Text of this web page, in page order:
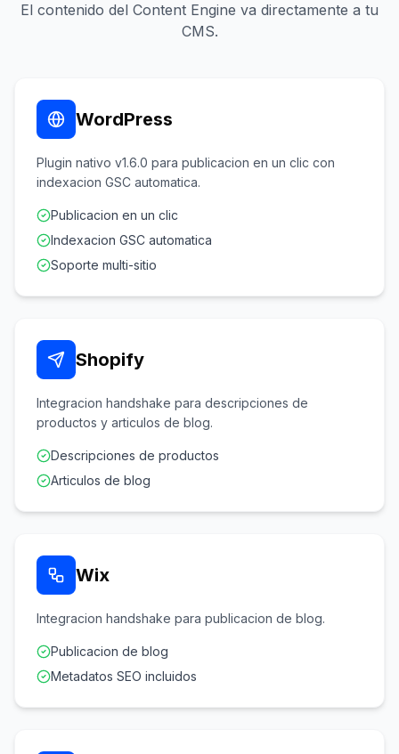
El contenido del Content Engine va directamente a tu
CMS.
WordPress
Plugin nativo v1.6.0 para publicacion en un clic con
indexacion GSC automatica.
Publicacion en un clic
Indexacion GSC automatica
Soporte multi-sitio
Shopify
Integracion handshake para descripciones de
productos y articulos de blog.
Descripciones de productos
Articulos de blog
Wix
Integracion handshake para publicacion de blog.
Publicacion de blog
Metadatos SEO incluidos